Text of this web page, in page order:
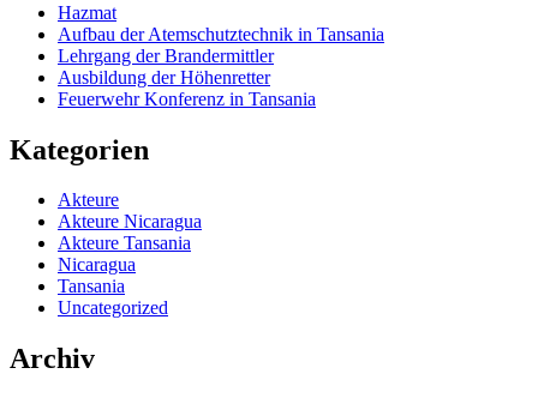
Hazmat
Aufbau der Atemschutztechnik in Tansania
Lehrgang der Brandermittler
Ausbildung der Höhenretter
Feuerwehr Konferenz in Tansania
Kategorien
Akteure
Akteure Nicaragua
Akteure Tansania
Nicaragua
Tansania
Uncategorized
Archiv